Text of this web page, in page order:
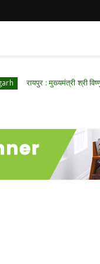
: मुख्यमंत्री श्री विष्णुदेव साय के